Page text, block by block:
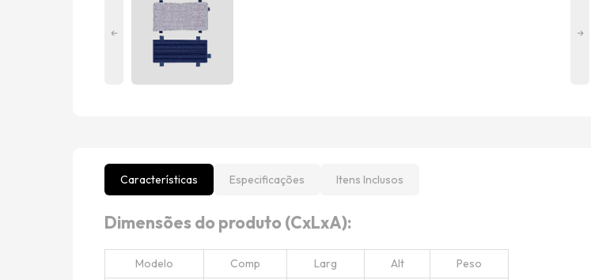
Características Especificações Itens Inclusos
Dimensões do produto (CxLxA):
Modelo Comp Larg Alt
Peso